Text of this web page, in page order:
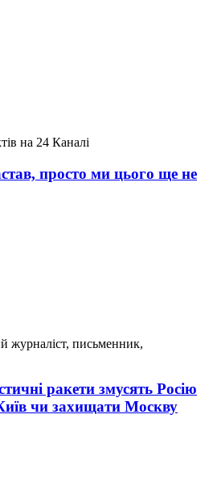
на 24 Каналі
просто ми цього ще не
журналіст, письменник,
ракети змусять Росію
чи захищати Москву